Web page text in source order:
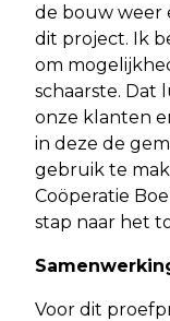
de bouw weer
dit project. Ik
om
schaarste. Dat
onze klanten
in deze de
gebruik te
Coöperatie
stap naar het
Voor dit